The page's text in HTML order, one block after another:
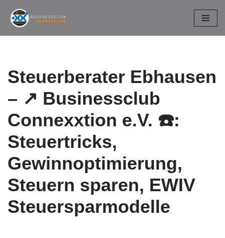
Zum
Steuerberater Ebhausen
– ↗️ Businessclub
Connexxtion e.V. ☎️:
Steuertricks,
Gewinnoptimierung,
Steuern sparen, EWIV
Steuersparmodelle